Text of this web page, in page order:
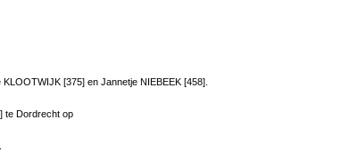
[375] en Jannetje NIEBEEK [458].
te Dordrecht op